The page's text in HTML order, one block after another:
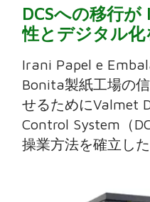
DCSへの移行
性とデジタル化
Irani Papel e
Bonita製紙工場の
せるためにValmet
Control System（
操業方法を確立した